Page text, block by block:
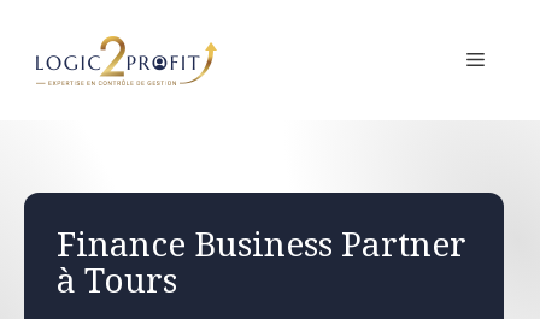
contenu
MENU
Finance Business Partner
à Tours